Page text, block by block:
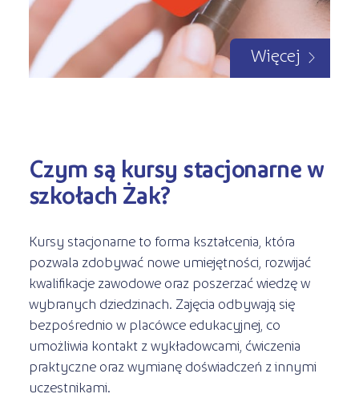
Więcej
Czym są kursy stacjonarne w
szkołach Żak?
Kursy stacjonarne to forma kształcenia, która
pozwala zdobywać nowe umiejętności, rozwijać
kwalifikacje zawodowe oraz poszerzać wiedzę w
wybranych dziedzinach. Zajęcia odbywają się
bezpośrednio w placówce edukacyjnej, co
umożliwia kontakt z wykładowcami, ćwiczenia
praktyczne oraz wymianę doświadczeń z innymi
uczestnikami.